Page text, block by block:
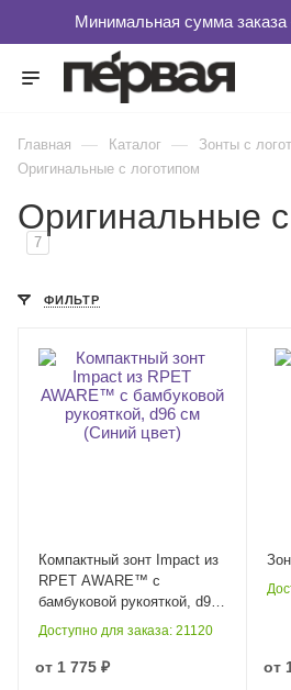
Главная — Каталог — Зонты с
Оригинальные с логотипом
Оригинальные
7
ФИЛЬТР
Компактный зонт Impact из
RPET AWARE™ с
бамбуковой рукояткой, d96
см (Синий цвет)
Доступно для заказа: 21120
от 1 775 ₽ от